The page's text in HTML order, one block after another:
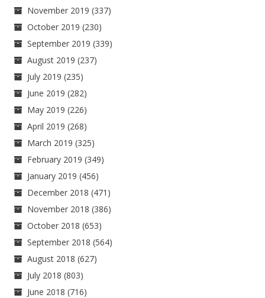
November 2019 (337)
October 2019 (230)
September 2019 (339)
August 2019 (237)
July 2019 (235)
June 2019 (282)
May 2019 (226)
April 2019 (268)
March 2019 (325)
February 2019 (349)
January 2019 (456)
December 2018 (471)
November 2018 (386)
October 2018 (653)
September 2018 (564)
August 2018 (627)
July 2018 (803)
June 2018 (716)